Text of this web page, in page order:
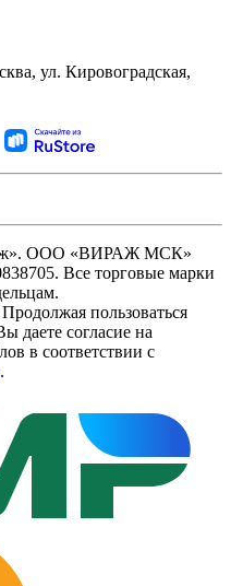
ул. Кировоградская,
ООО «ВИРАЖ МСК»
Все торговые марки
пользоваться
даете согласие на
в соответствии с
.